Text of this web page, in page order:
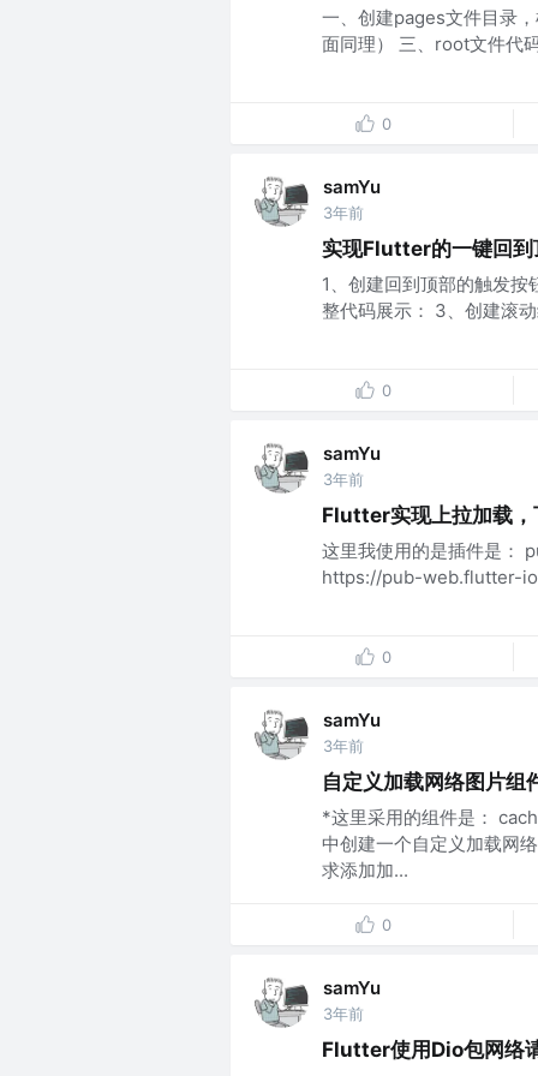
一、创建pages文件目录
面同理） 三、root文件代
0
samYu
3年前
实现Flutter的一键回到
1、创建回到顶部的触发
整代码展示： 3、创建滚
0
samYu
3年前
Flutter实现上拉加载，
这里我使用的是插件是：
https://pub-web.flutter-
0
samYu
3年前
自定义加载网络图片组
*这里采用的组件是：
中创建一个自定义加载网
求添加加...
0
samYu
3年前
Flutter使用Dio包网络